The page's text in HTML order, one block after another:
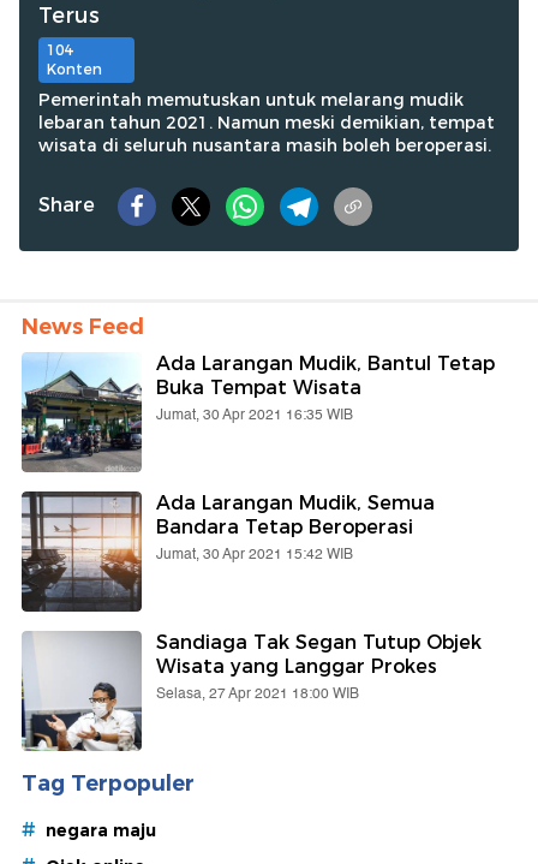
Terus
104
Konten
Pemerintah memutuskan untuk melarang mudik
lebaran tahun 2021. Namun meski demikian, tempat
wisata di seluruh nusantara masih boleh beroperasi.
Share
News Feed
Ada Larangan Mudik, Bantul Tetap
Buka Tempat Wisata
Jumat, 30 Apr 2021 16:35 WIB
Ada Larangan Mudik, Semua
Bandara Tetap Beroperasi
Jumat, 30 Apr 2021 15:42 WIB
Sandiaga Tak Segan Tutup Objek
Wisata yang Langgar Prokes
Selasa, 27 Apr 2021 18:00 WIB
Tag Terpopuler
# negara maju